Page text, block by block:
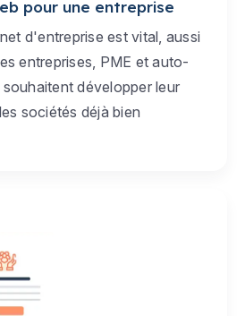
pour une entreprise
d'entreprise est vital, aussi
entreprises, PME et auto-
développer leur
sociétés déjà bien